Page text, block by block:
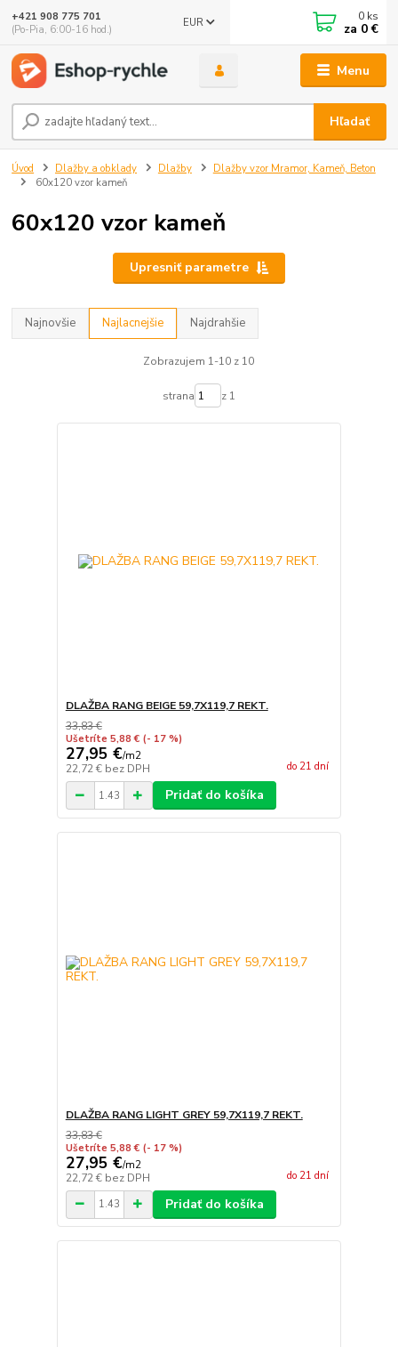
Menu
EUR
Hľadať
+421 908 775 701
(Po-Pia, 6:00-16 hod.)
0 ks
za 0 €
Úvod Dlažby a obklady Dlažby
Dlažby vzor Mramor, Kameň, Beton
60x120 vzor kameň
60x120 vzor kameň
Upresniť parametre
Najnovšie Najlacnejšie Najdrahšie
Zobrazujem 1-10 z 10
strana z 1
DLAŽBA RANG BEIGE 59,7X119,7 REKT.
33,83 €
Ušetríte 5,88 € (- 17 %)
27,95 €/m2
22,72 € bez DPH do 21 dní
Pridať do košíka
DLAŽBA RANG LIGHT GREY 59,7X119,7 REKT.
33,83 €
Ušetríte 5,88 € (- 17 %)
27,95 €/m2
22,72 € bez DPH do 21 dní
Pridať do košíka